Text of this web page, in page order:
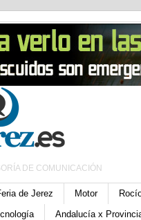
DE COMUNICACIÓN
de Jerez Motor
Andalucía x